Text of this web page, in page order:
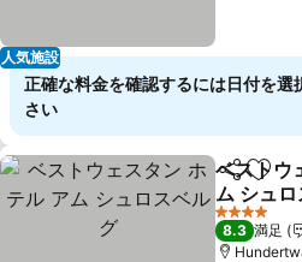
人気施設
正確な料金を確認するには日付を選
さい
シェアお気
ベストウ
ム シュ
料金を表
4 ホテルのラ
8.3 満足